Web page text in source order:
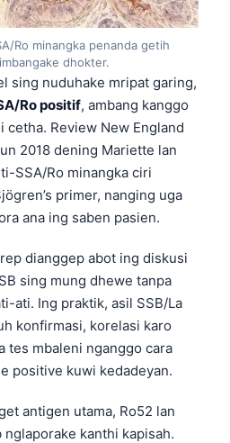
Ro minangka penanda getih
dhokter.
sing nuduhake mripat garing,
Ro positif, ambang kanggo
cetha. Review New England
2018 dening Mariette lan
SSA/Ro minangka ciri
primer, nanging uga
ana ing saben pasien.
dianggep abot ing diskusi
sing mung dhewe tanpa
ati. Ing praktik, asil SSB/La
konfirmasi, korelasi karo
tes mbaleni nganggo cara
positive kuwi kedadeyan.
antigen utama, Ro52 lan
nglaporake kanthi kapisah.